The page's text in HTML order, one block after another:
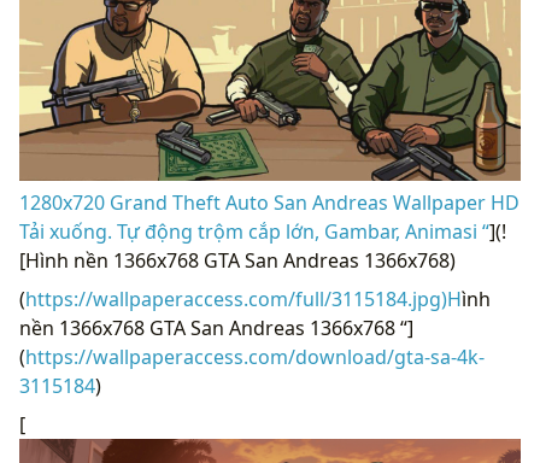
1280x720 Grand Theft Auto San Andreas Wallpaper HD
Tải xuống. Tự động trộm cắp lớn, Gambar, Animasi “](!
[Hình nền 1366x768 GTA San Andreas 1366x768)
(https://wallpaperaccess.com/full/3115184.jpg)Hình
nền 1366x768 GTA San Andreas 1366x768 “]
(https://wallpaperaccess.com/download/gta-sa-4k-
3115184)
[